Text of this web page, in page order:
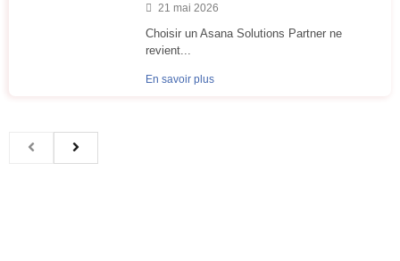
21 mai 2026
Choisir un Asana Solutions Partner ne
revient...
En savoir plus